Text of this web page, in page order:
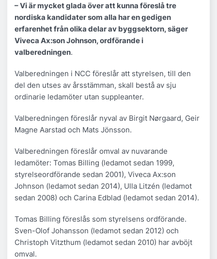
– Vi är mycket glada över att kunna föreslå tre
nordiska kandidater som alla har en gedigen
erfarenhet från olika delar av byggsektorn, säger
Viveca Ax:son Johnson, ordförande i
valberedningen.
Valberedningen i NCC föreslår att styrelsen, till den
del den utses av årsstämman, skall bestå av sju
ordinarie ledamöter utan suppleanter.
Valberedningen föreslår nyval av Birgit Nørgaard, Geir
Magne Aarstad och Mats Jönsson.
Valberedningen föreslår omval av nuvarande
ledamöter: Tomas Billing (ledamot sedan 1999,
styrelseordförande sedan 2001), Viveca Ax:son
Johnson (ledamot sedan 2014), Ulla Litzén (ledamot
sedan 2008) och Carina Edblad (ledamot sedan 2014).
Tomas Billing föreslås som styrelsens ordförande.
Sven-Olof Johansson (ledamot sedan 2012) och
Christoph Vitzthum (ledamot sedan 2010) har avböjt
omval.